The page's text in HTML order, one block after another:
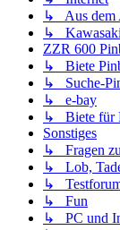
↳ Aus dem
↳ Kawasaki
ZZR 600
↳ Biete
↳ Suche-
↳ e-bay
↳ Biete für
Sonstiges
↳ Fragen
↳ Lob,
↳
↳ Fun
↳ PC und